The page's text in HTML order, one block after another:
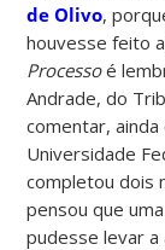
de Olivo,
houvesse feito
Processoé
Andrade, do
comentar,
Universidade
completou dois
pensou que
pudesse levar a